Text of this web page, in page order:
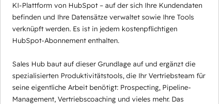
KI-Plattform von HubSpot – auf der sich Ihre Kundendaten
befinden und Ihre Datensätze verwaltet sowie Ihre Tools
verknüpft werden. Es ist in jedem kostenpflichtigen
HubSpot-Abonnement enthalten.
Sales Hub baut auf dieser Grundlage auf und ergänzt die
spezialisierten Produktivitätstools, die Ihr Vertriebsteam für
seine eigentliche Arbeit benötigt: Prospecting, Pipeline-
Management, Vertriebscoaching und vieles mehr. Das